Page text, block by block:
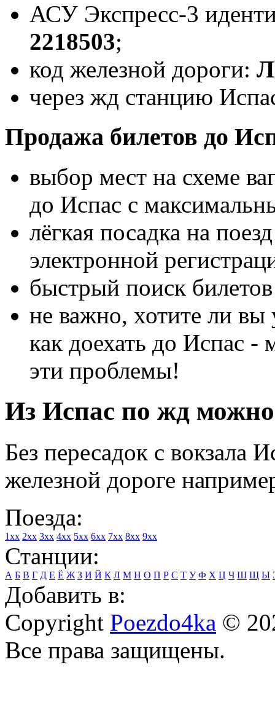
АСУ Экспресс-3
2218503;
код железной дороги:
через жд станцию
Продажа билетов до
выбор мест на схеме
до Испас с
лёгкая посадка на
электронной
быстрый поиск
не важно, хотите ли вы
как доехать до Испас
эти проблемы!
Из Испас по жд можно
Без пересадок с вокзала
железной дороге
Поезда:
1xx 2xx 3xx 4xx 5xx 6xx 7xx 8xx 9xx
Станции:
А Б В Г Д Е Ё Ж З И Й К Л М Н О П Р С Т У Ф Х Ц Ч Ш Щ Ы
Добавить в:
Copyright Poezdo4ka ©
Все права защищены.